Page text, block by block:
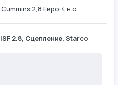
2,8 Евро-4 н.о.
2.8, Сцепление, Starco